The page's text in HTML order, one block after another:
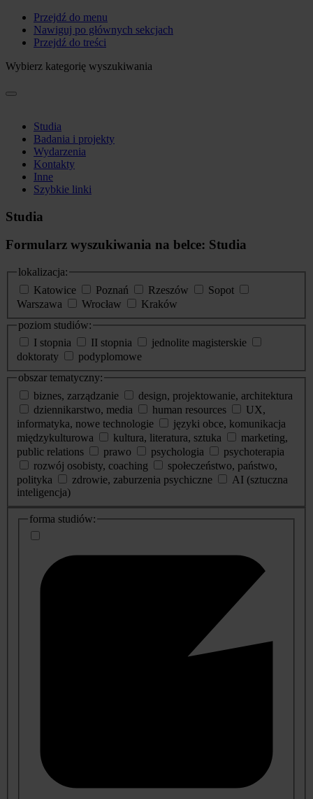
Przejdź do menu
Nawiguj po głównych sekcjach
Przejdź do treści
Wybierz kategorię wyszukiwania
Studia
Badania i projekty
Wydarzenia
Kontakty
Inne
Szybkie linki
Studia
Formularz wyszukiwania na belce: Studia
lokalizacja:
Katowice
Poznań Rzeszów
Sopot
Warszawa
Wrocław
Kraków
poziom studiów:
I stopnia
II stopnia
jednolite magisterskie
doktoraty
podyplomowe
obszar tematyczny:
biznes, zarządzanie
design, projektowanie, architektura
dziennikarstwo, media
human resources
UX,
informatyka, nowe technologie
języki obce, komunikacja
międzykulturowa
kultura, literatura, sztuka
marketing,
public relations
prawo psychologia
psychoterapia
rozwój osobisty, coaching
społeczeństwo, państwo,
polityka
zdrowie, zaburzenia psychiczne
AI (sztuczna
inteligencja)
dodatkowe
informacje
forma studiów: